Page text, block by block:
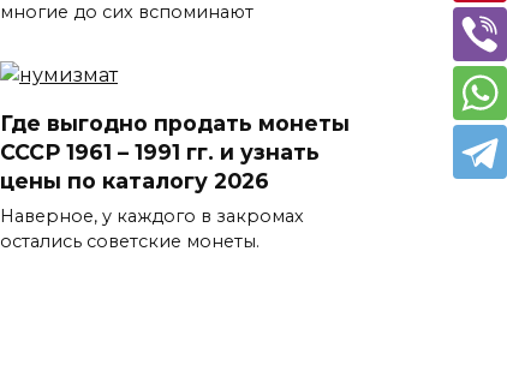
многие до сих вспоминают
Где выгодно продать монеты
СССР 1961 – 1991 гг. и узнать
цены по каталогу 2026
Наверное, у каждого в закромах
остались советские монеты.